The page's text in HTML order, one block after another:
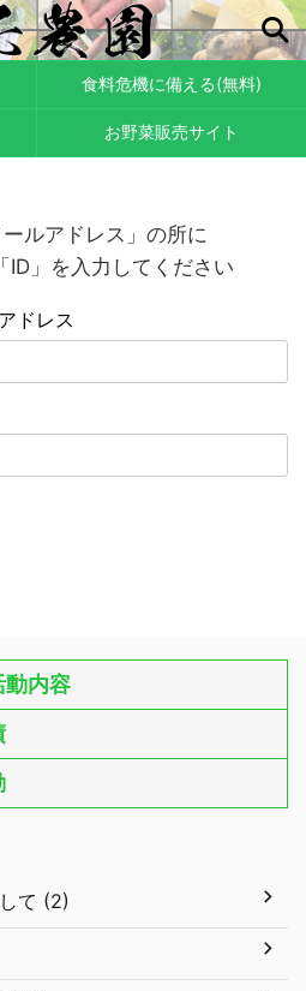
食料危機に備える(無料)
お野菜販売サイト
ルアドレス」の所に
ID」を入力してください
ドレス
動内容
て (2)